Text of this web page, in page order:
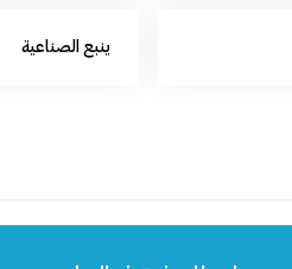
ينبع الصناعية